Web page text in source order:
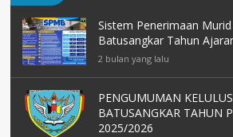
Sistem Penerimaan
Batusangkar Tahun
2 bulan yang lalu
PENGUMUMAN
BATUSANGKAR TAHUN
2025/2026